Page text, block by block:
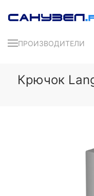
ПРОИЗВОДИТЕЛИ
Крючок